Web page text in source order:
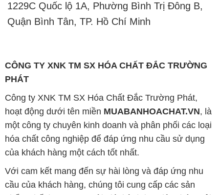
1229C Quốc lộ 1A, Phường Bình Trị Đông B,
Quận Bình Tân, TP. Hồ Chí Minh
CÔNG TY XNK TM SX HÓA CHẤT ĐẮC TRƯỜNG
PHÁT
Công ty XNK TM SX Hóa Chất Đắc Trường Phát,
hoạt động dưới tên miền MUABANHOACHAT.VN, là
một công ty chuyên kinh doanh và phân phối các loại
hóa chất công nghiệp để đáp ứng nhu cầu sử dụng
của khách hàng một cách tốt nhất.
Với cam kết mang đến sự hài lòng và đáp ứng nhu
cầu của khách hàng, chúng tôi cung cấp các sản